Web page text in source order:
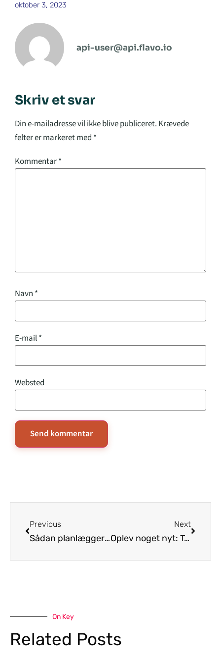
oktober 3, 2023
api-user@api.flavo.io
Skriv et svar
Din e-mailadresse vil ikke blive publiceret. Krævede
felter er markeret med *
Kommentar*
Navn *
E-mail*
Websted
Previous
Sådan planlægger du en rejse til Thailand – på budget
Next
Oplev noget nyt: Tag til smukke Hua Hin i Thailand
On Key
Related Posts